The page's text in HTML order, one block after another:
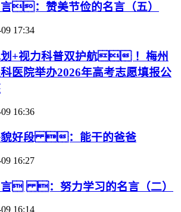
：赞美节俭的名言（五）
17:34
划+视力科普双护航 ！梅州
医院举办2026年高考志愿填报公
16:36
貌好段 ：能干的爸爸
16:27
言 ：努力学习的名言（二）
16:14